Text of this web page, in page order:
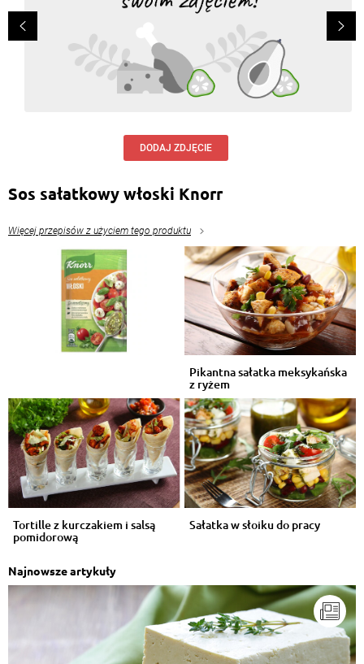
DODAJ ZDJĘCIE
Sos sałatkowy włoski Knorr
Więcej przepisów z użyciem tego produktu
Pikantna sałatka meksykańska
z ryżem
Tortille z kurczakiem i salsą
pomidorową
Sałatka w słoiku do pracy
Najnowsze artykuły